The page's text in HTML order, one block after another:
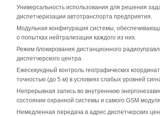
Универсальность использования для решения
диспетчеризации автотранспорта предприятия.
Модульная конфигурация системы,
о попытках нейтрализации каждого из них.
Режим блокирования дистанционного
диспетчерского центра.
Ежесекундный контроль географических
точностью (до 5 м) в условиях слабых уровней
Непрерывная запись во внутреннюю
состоянии охранной системы и самого GSM
Немедленная передача в адрес диспетчерских